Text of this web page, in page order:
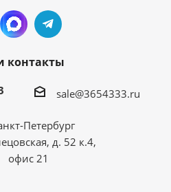
контакты
sale@3654333.ru
Петербург
д. 52 к.4,
офис 21